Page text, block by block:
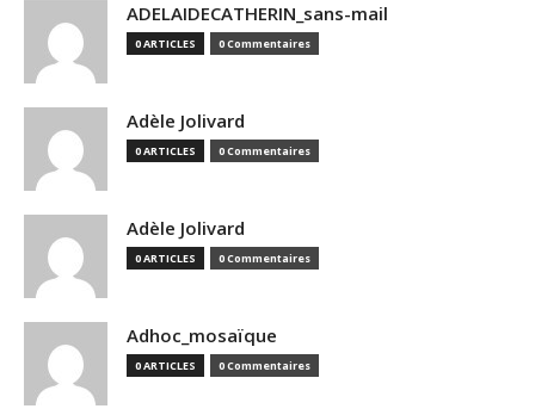
ADELAIDECATHERIN_sans-mail
0 ARTICLES 0 Commentaires
Adèle Jolivard
0 ARTICLES 0 Commentaires
Adèle Jolivard
0 ARTICLES 0 Commentaires
Adhoc_mosaïque
0 ARTICLES 0 Commentaires